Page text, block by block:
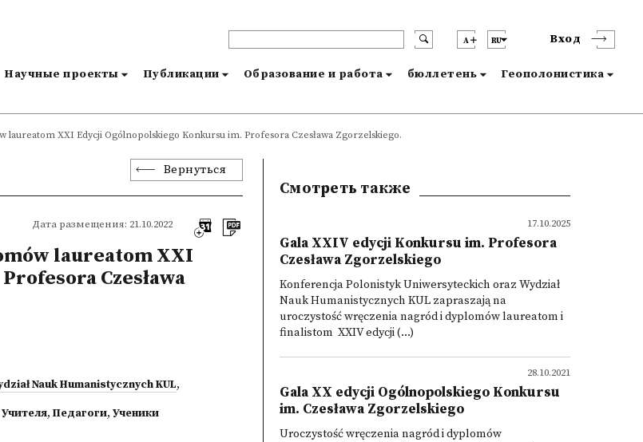
A RU Вход
Научные проекты Публикации Образование и работа бюллетень Геополонистика
laureatom XXI Edycji Ogólnopolskiego Konkursu im. Profesora Czesława Zgorzelskiego.
Вернуться
Дата размещения: 21.10.2022
laureatom XXI
Czesława
Nauk Humanistycznych KUL,
Учителя, Педагоги, Ученики
Смотреть также
17.10.2025
Gala XXIV edycji Konkursu im. Profesora
Czesława Zgorzelskiego
Konferencja Polonistyk Uniwersyteckich oraz Wydział
Nauk Humanistycznych KUL zapraszają na
uroczystość wręczenia nagród i dyplomów laureatom i
finalistom XXIV edycji (...)
28.10.2021
Gala XX edycji Ogólnopolskiego Konkursu
im. Czesława Zgorzelskiego
Uroczystość wręczenia nagród i dyplomów